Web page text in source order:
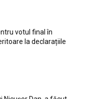
votul final în
la declarațiile